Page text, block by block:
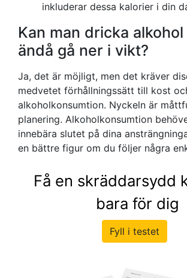
inkluderar dessa kalorier i din
Kan man dricka
ändå gå ner i vikt?
Ja, det är möjligt, men det kräver
medvetet förhållningssätt till kost
alkoholkonsumtion. Nyckeln är
planering. Alkoholkonsumtion
innebära slutet på dina
en bättre figur om du följer några
Få en skräddarsydd
bara för dig
Fyll i testet